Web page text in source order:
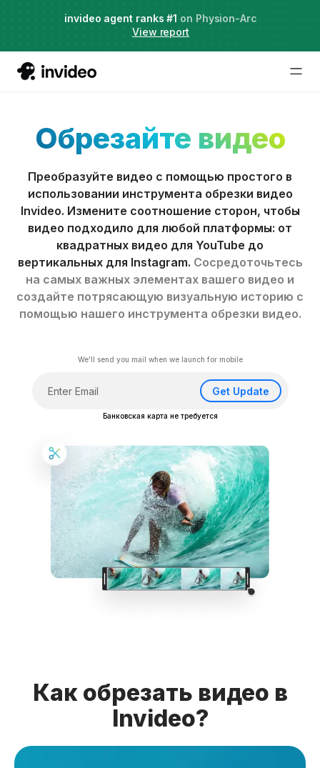
Just launched·
Agent Two, frontier creative intelligence
invideo agent ranks #1 on Physion-Arc
View report
Обрезайте видео
Преобразуйте видео с помощью простого в
использовании инструмента обрезки видео
Invideo. Измените соотношение сторон, чтобы
видео подходило для любой платформы: от
квадратных видео для YouTube до
вертикальных для Instagram. Сосредоточьтесь
на самых важных элементах вашего видео и
создайте потрясающую визуальную историю с
помощью нашего инструмента обрезки видео.
We'll send you mail when we launch for mobile
Get Update
Банковская карта не требуется
Как обрезать видео в
Invideo?